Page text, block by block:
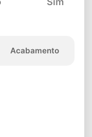
Acabamento